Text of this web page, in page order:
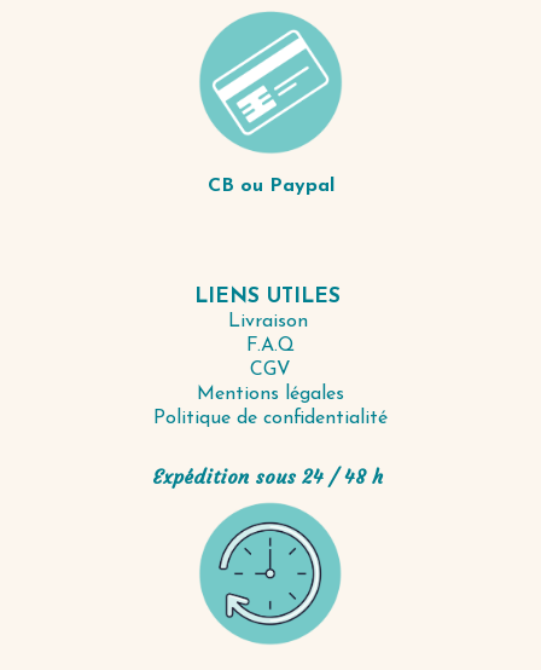
CB ou Paypal
LIENS UTILES
Livraison
F.A.Q
CGV
Mentions légales
Politique de confidentialité
Expédition sous 24 / 48 h